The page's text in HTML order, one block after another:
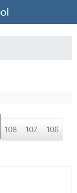
108 107 106